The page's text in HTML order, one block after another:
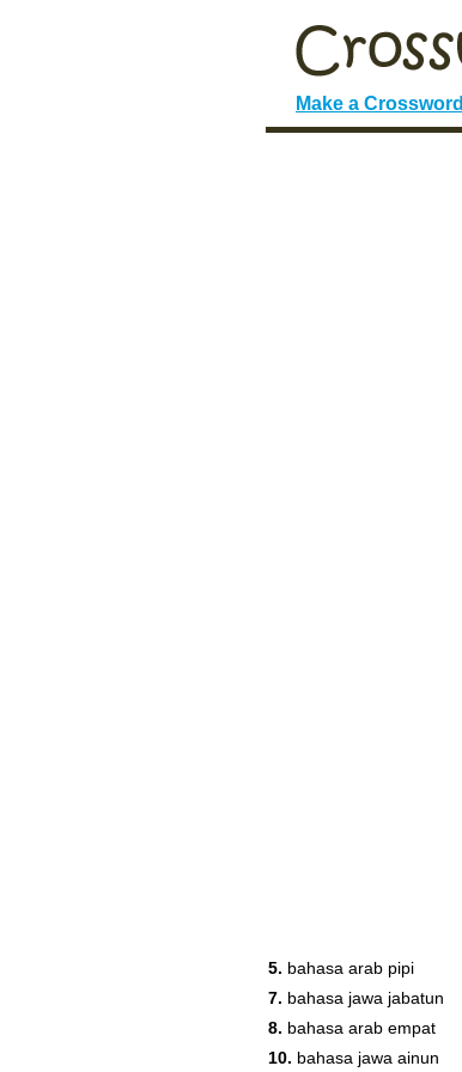
Make a Crossword
5. bahasa arab pipi
7. bahasa jawa jabatun
8. bahasa arab empat
10. bahasa jawa ainun